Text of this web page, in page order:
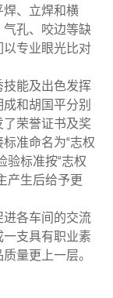
、立焊和横
孔、咬边等缺
专业眼光比对
能及出色发挥
和胡国平分别
荣誉证书及奖
准命名为“志权
验标准按“志权
产生后给予更
各车间的交流
支具有职业素
量更上一层。